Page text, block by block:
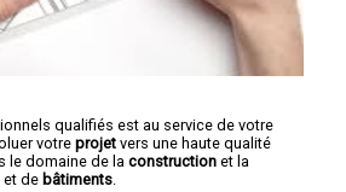
qualifiés est au service de votre
votre projet vers une haute qualité
le domaine de la construction et la
et de bâtiments